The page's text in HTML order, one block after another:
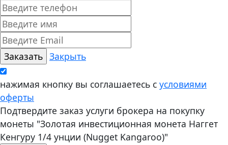
Закрыть
нажимая кнопку вы соглашаетесь с условиями
оферты
Подтвердите заказ услуги брокера на покупку
монеты "Золотая инвестиционная монета Наггет
Кенгуру 1/4 унции (Nugget Kangaroo)"